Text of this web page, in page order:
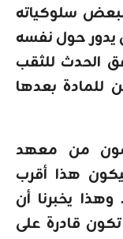
لبعض سلوكياته
يدور حول نفسه
الحدث للثقب
للمادة بعدها
من معهد
هذا أقرب
يخبرنا أن
قادرة على